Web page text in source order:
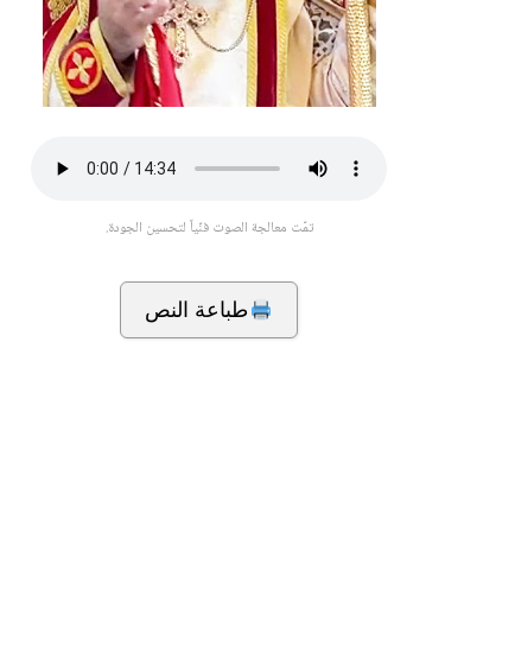
تمّت معالجة الصوت فنّياً لتحسين الجودة.
طباعة النص